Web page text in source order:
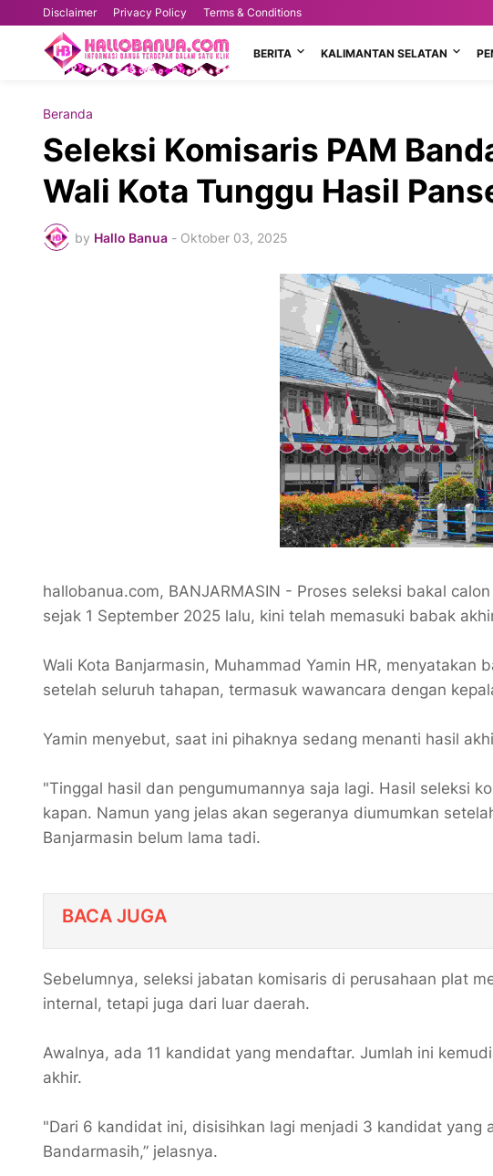
Disclaimer Privacy Policy Terms & Conditions
BERITA KALIMANTAN SELATAN
Beranda
Seleksi Komisaris PAM
Wali Kota Tunggu Hasil
by Hallo Banua - Oktober 03, 2025
​hallobanua.com, BANJARMASIN - Proses seleksi bakal
sejak 1 September 2025 lalu, kini telah memasuki babak
Wali Kota Banjarmasin, Muhammad Yamin HR, menyatakan
setelah seluruh tahapan, termasuk wawancara dengan
​Yamin menyebut, saat ini pihaknya sedang menanti hasil
"Tinggal hasil dan pengumumannya saja lagi. Hasil seleksi
kapan. Namun yang jelas akan segeranya diumumkan
Banjarmasin belum lama tadi.
BACA JUGA
​Sebelumnya, seleksi jabatan komisaris di perusahaan plat
internal, tetapi juga dari luar daerah.
Awalnya, ada 11 kandidat yang mendaftar. Jumlah ini
akhir.
"Dari 6 kandidat ini, disisihkan lagi menjadi 3 kandidat yang
Bandarmasih,” jelasnya.